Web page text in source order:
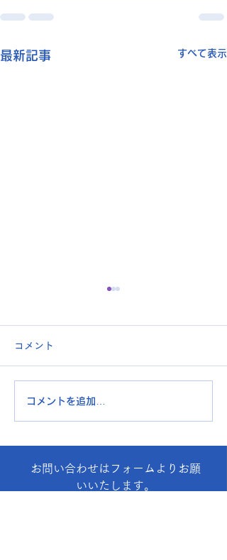
最新記事 すべて表示
『大江ジュニアバレー』
コメント
コメントを追加…
お問い合わせはフォームよりお願
いいたします。